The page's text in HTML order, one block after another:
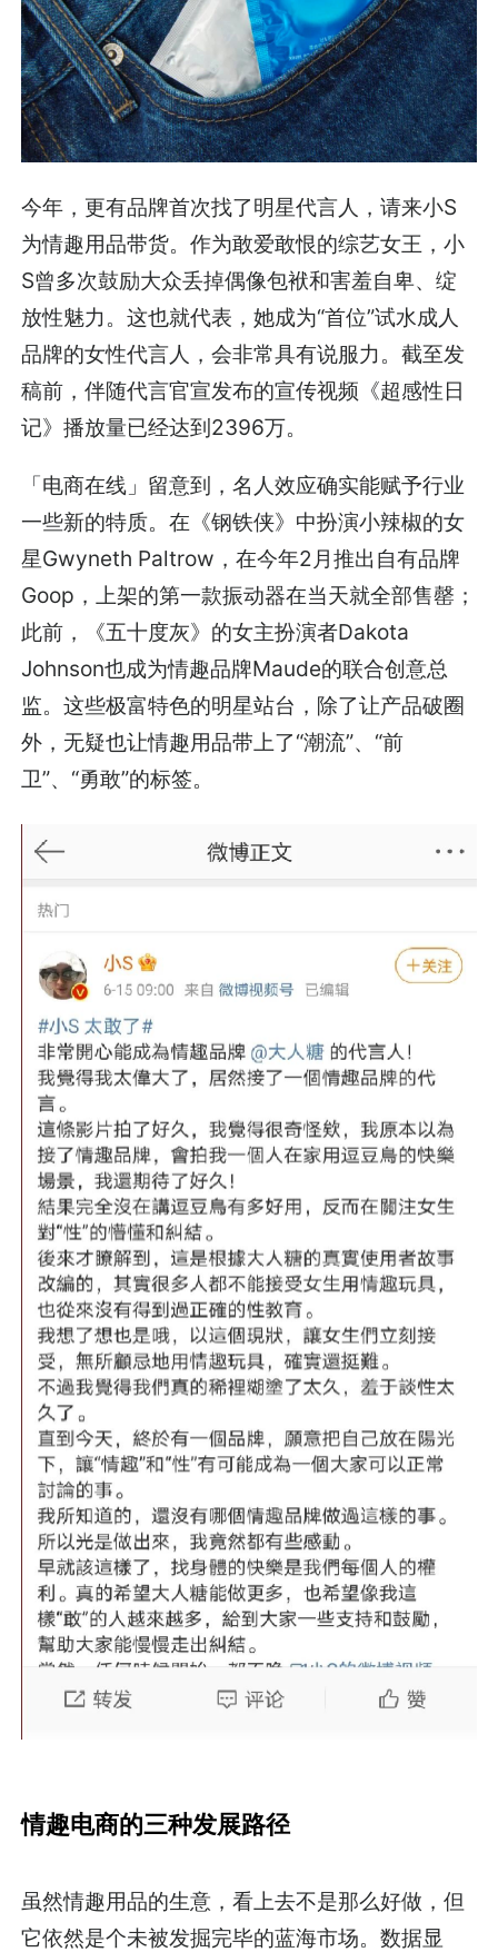
今年，更有品牌首次找了明星代言人，请来小S
为情趣用品带货。作为敢爱敢恨的综艺女王，小
S曾多次鼓励大众丢掉偶像包袱和害羞自卑、绽
放性魅力。这也就代表，她成为“首位”试水成人
品牌的女性代言人，会非常具有说服力。截至发
稿前，伴随代言官宣发布的宣传视频《超感性日
记》播放量已经达到2396万。
「电商在线」留意到，名人效应确实能赋予行业
一些新的特质。在《钢铁侠》中扮演小辣椒的女
星Gwyneth Paltrow，在今年2月推出自有品牌
Goop，上架的第一款振动器在当天就全部售罄；
此前，《五十度灰》的女主扮演者Dakota
Johnson也成为情趣品牌Maude的联合创意总
监。这些极富特色的明星站台，除了让产品破圈
外，无疑也让情趣用品带上了“潮流”、“前
卫”、“勇敢”的标签。
情趣电商的三种发展路径
虽然情趣用品的生意，看上去不是那么好做，但
它依然是个未被发掘完毕的蓝海市场。数据显